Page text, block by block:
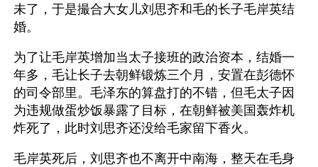
未了，于是撮合大女儿刘思齐和毛的长子毛岸英结
婚。
为了让毛岸英增加当太子接班的政治资本，结婚一
年多，毛让长子去朝鲜锻炼三个月，安置在彭德怀
的司令部里。毛泽东的算盘打的不错，但毛太子因
为违规做蛋炒饭暴露了目标，在朝鲜被美国轰炸机
炸死了，此时刘思齐还没给毛家留下香火。
毛岸英死后，刘思齐也不离开中南海，整天在毛身